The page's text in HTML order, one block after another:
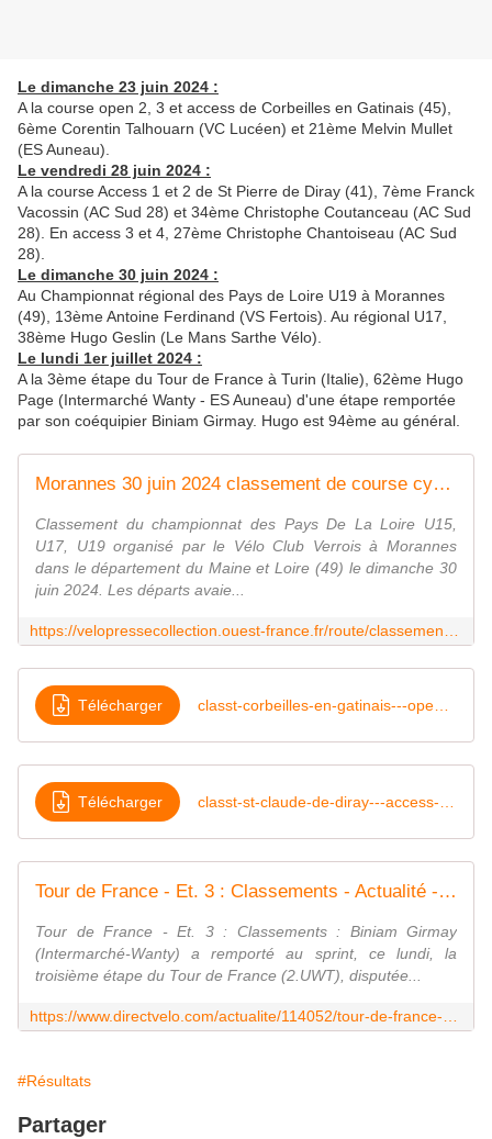
Le dimanche 23 juin 2024 :
A la course open 2, 3 et access de Corbeilles en Gatinais (45),
6ème Corentin Talhouarn (VC Lucéen) et 21ème Melvin Mullet
(ES Auneau).
Le vendredi 28 juin 2024 :
A la course Access 1 et 2 de St Pierre de Diray (41), 7ème Franck
Vacossin (AC Sud 28) et 34ème Christophe Coutanceau (AC Sud
28). En access 3 et 4, 27ème Christophe Chantoiseau (AC Sud
28).
Le dimanche 30 juin 2024 :
Au Championnat régional des Pays de Loire U19 à Morannes
(49), 13ème Antoine Ferdinand (VS Fertois). Au régional U17,
38ème Hugo Geslin (Le Mans Sarthe Vélo).
Le lundi 1er juillet 2024 :
A la 3ème étape du Tour de France à Turin (Italie), 62ème Hugo
Page (Intermarché Wanty - ES Auneau) d'une étape remportée
par son coéquipier Biniam Girmay. Hugo est 94ème au général.
Morannes 30 juin 2024 classement de course cycliste
Classement du championnat des Pays De La Loire U15,
U17, U19 organisé par le Vélo Club Verrois à Morannes
dans le département du Maine et Loire (49) le dimanche 30
juin 2024. Les départs avaie...
Télécharger
Télécharger
Tour de France - Et. 3 : Classements - Actualité - DirectVelo
Tour de France - Et. 3 : Classements : Biniam Girmay
(Intermarché-Wanty) a remporté au sprint, ce lundi, la
troisième étape du Tour de France (2.UWT), disputée...
#Résultats
Partager